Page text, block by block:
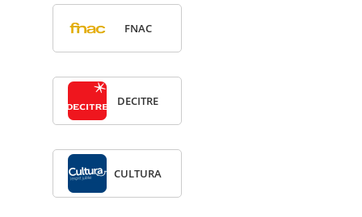
FNAC
DECITRE
CULTURA